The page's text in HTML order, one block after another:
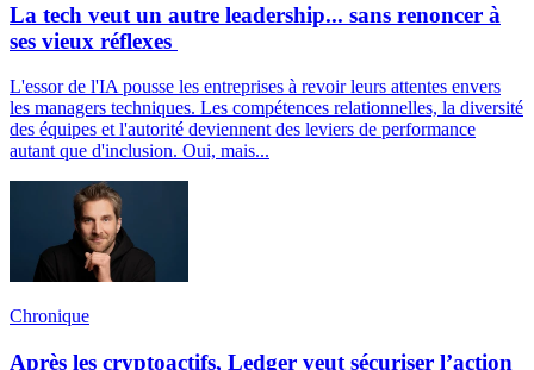
La tech veut un autre leadership... sans renoncer à
ses vieux réflexes
L'essor de l'IA pousse les entreprises à revoir leurs attentes envers
les managers techniques. Les compétences relationnelles, la diversité
des équipes et l'autorité deviennent des leviers de performance
autant que d'inclusion. Oui, mais...
Chronique
Après les cryptoactifs, Ledger veut sécuriser l’action